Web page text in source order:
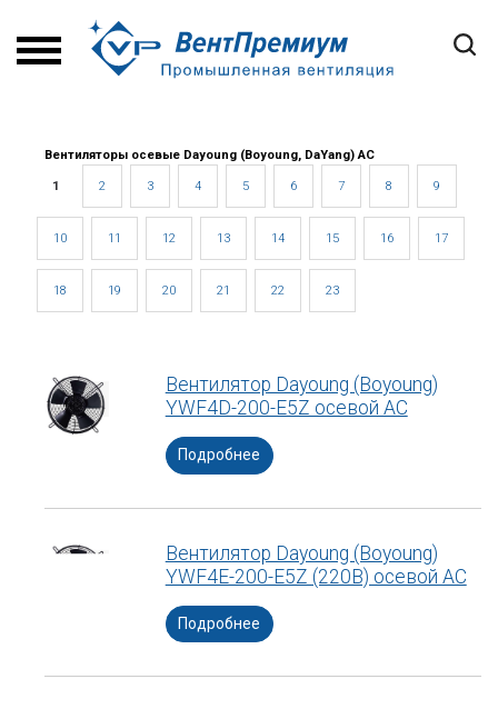
Вентиляторы осевые Dayoung (Boyoung, DaYang) АС
1 2 3 4 5 6 7 8 9
10 11 12 13 14 15 16 17
18 19 20 21 22 23
Вентилятор Dayoung (Boyoung)
YWF4D-200-E5Z осевой АС
Подробнее
Вентилятор Dayoung (Boyoung)
YWF4E-200-E5Z (220В) осевой АС
Подробнее